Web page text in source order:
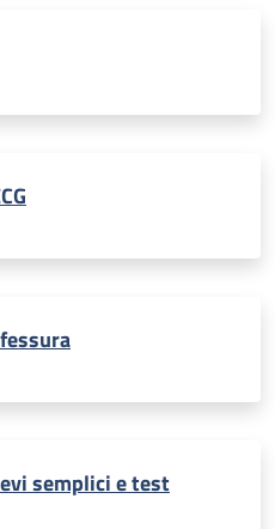
semplici e test